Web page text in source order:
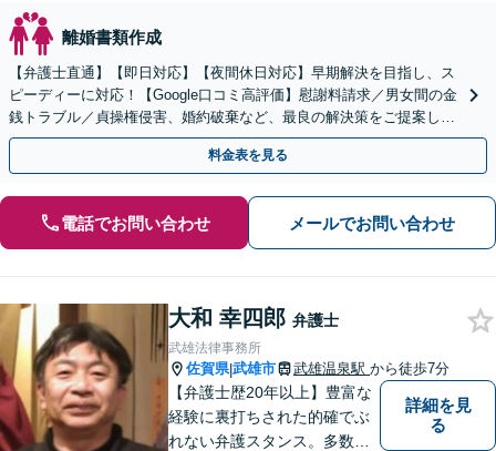
離婚書類作成
【弁護士直通】【即日対応】【夜間休日対応】早期解決を目指し、ス
ピーディーに対応！【Google口コミ高評価】慰謝料請求／男女間の金
銭トラブル／貞操権侵害、婚約破棄など、最良の解決策をご提案しま
す【リーズナブルな費用】【赤坂駅徒歩3分】
料金表を見る
電話でお問い合わせ メールでお問い合わせ
大和 幸四郎 弁護士
武雄法律事務所
佐賀県|武雄市 武雄温泉駅 から徒歩7分
【弁護士歴20年以上】豊富な
経験に裏打ちされた的確でぶ
れない弁護スタンス。多数の
詳細を見
る